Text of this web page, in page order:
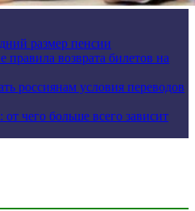
размер пенсии
возврата билетов на
россиянам условия переводов
чего больше всего зависит